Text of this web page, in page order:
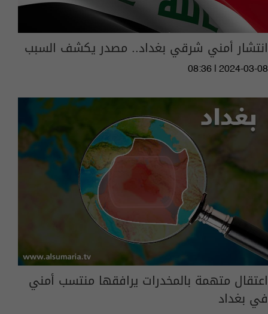
انتشار أمني شرقي بغداد.. مصدر يكشف السبب
08:36 | 2024-03-08
اعتقال متهمة بالمخدرات يرافقها منتسب أمني
في بغداد